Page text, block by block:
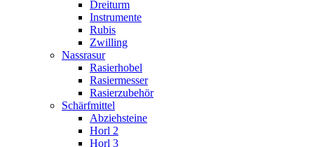
Dreiturm
Instrumente
Rubis
Zwilling
Nassrasur
Rasierhobel
Rasiermesser
Rasierzubehör
Schärfmittel
Abziehsteine
Horl 2
Horl 3